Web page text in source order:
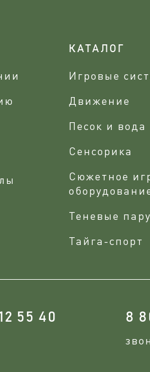
КАТАЛОГ
Игровые
Движение
Песок и вода
Сенсорика
Сюжетное
Теневые
Тайга-спорт
55 40 8